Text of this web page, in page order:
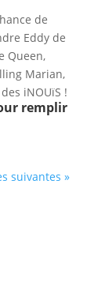
de
Eddy de
Queen,
Marian,
iNOUïS !
remplir
suivantes »